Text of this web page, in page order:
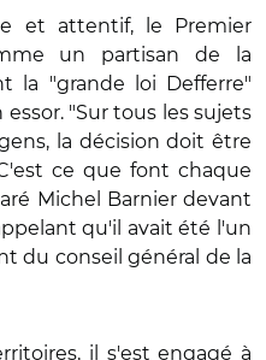
et attentif, le Premier
un partisan de la
la "grande loi Defferre"
"Sur tous les sujets
la décision doit être
ce que font chaque
Michel Barnier devant
qu'il avait été l'un
du conseil général de la
il s'est engagé à